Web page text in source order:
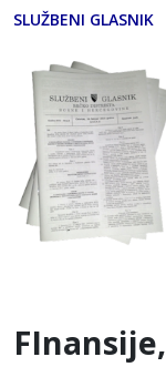
SLUŽBENI GLASNIK
FInansije,